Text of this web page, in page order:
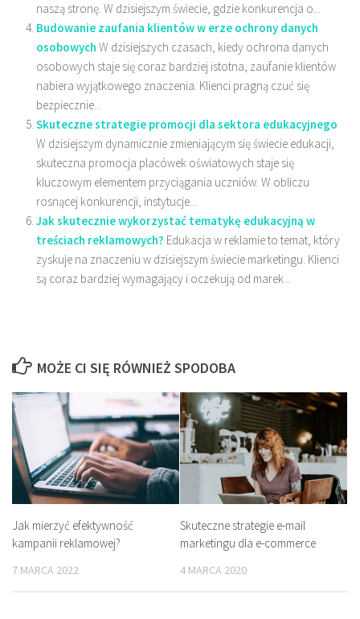
naszą stronę. W dzisiejszym świecie, gdzie konkurencja o...
Budowanie zaufania klientów w erze ochrony danych
osobowych W dzisiejszych czasach, kiedy ochrona danych
osobowych staje się coraz bardziej istotna, zaufanie klientów
nabiera wyjątkowego znaczenia. Klienci pragną czuć się
bezpiecznie...
Skuteczne strategie promocji dla sektora edukacyjnego
W dzisiejszym dynamicznie zmieniającym się świecie edukacji,
skuteczna promocja placówek oświatowych staje się
kluczowym elementem przyciągania uczniów. W obliczu
rosnącej konkurencji, instytucje...
Jak skutecznie wykorzystać tematykę edukacyjną w
treściach reklamowych? Edukacja w reklamie to temat, który
zyskuje na znaczeniu w dzisiejszym świecie marketingu. Klienci
są coraz bardziej wymagający i oczekują od marek...
MOŻE CI SIĘ RÓWNIEŻ SPODOBA
Jak mierzyć efektywność
kampanii reklamowej?
7 MARCA 2022
Skuteczne strategie e-mail
marketingu dla e-commerce
4 MARCA 2020